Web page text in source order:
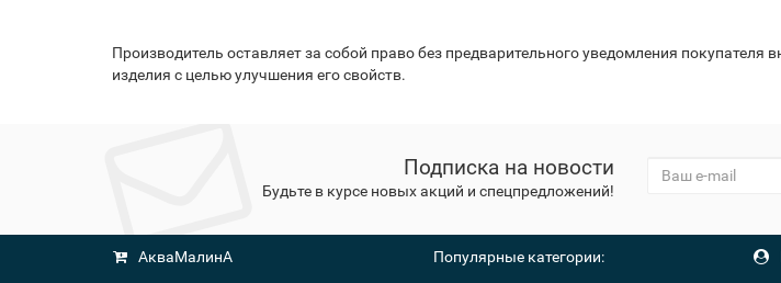
Производитель оставляет за собой право без предварительного уведомления
изделия с целью улучшения его свойств.
Подписка на новости
Будьте в курсе новых акций и спецпредложений!
АкваМалинА
Популярные категории: